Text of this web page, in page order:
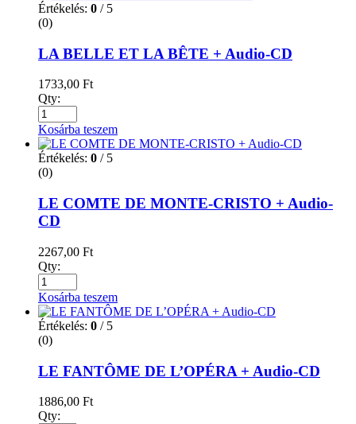
Értékelés: 0 / 5
(0)
LA BELLE ET LA BÊTE + Audio-CD
1733,00 Ft
Qty:
Kosárba teszem
Értékelés: 0 / 5
(0)
LE COMTE DE MONTE-CRISTO + Audio-
CD
2267,00 Ft
Qty:
Kosárba teszem
Értékelés: 0 / 5
(0)
LE FANTÔME DE L’OPÉRA + Audio-CD
1886,00 Ft
Qty: